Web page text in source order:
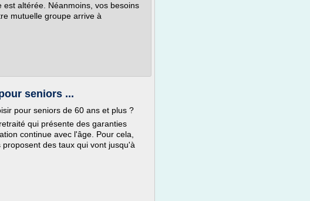
altérée. Néanmoins, vos besoins
mutuelle groupe arrive à
seniors ...
pour seniors de 60 ans et plus ?
qui présente des garanties
continue avec l'âge. Pour cela,
des taux qui vont jusqu'à